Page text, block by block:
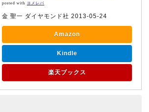
posted with ヨメレバ
金 聖一 ダイヤモンド社 2013-05-24
Amazon
Kindle
楽天ブックス